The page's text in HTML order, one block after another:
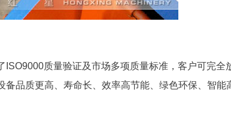
ISO9000质量验证及市场多项质量标准，客户可完全
品质更高、寿命长、效率高节能、绿色环保、智能